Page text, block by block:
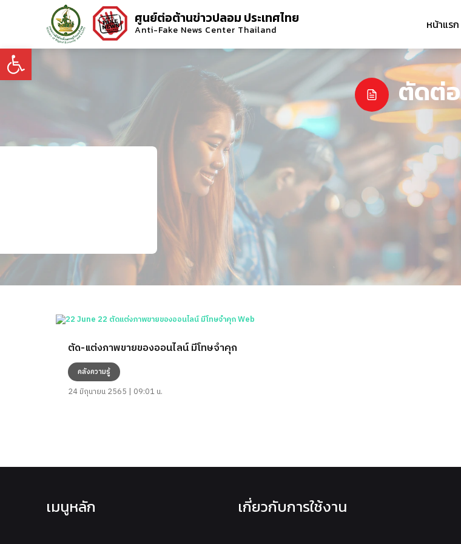
Open toolbar
ศูนย์ต่อต้านข่าวปลอม ประเทศไทย
Anti-Fake News Center Thailand หน้าแรก
ตัดต่อ
ตัด-แต่งภาพขายของออนไลน์ มีโทษจำคุก
คลังความรู้
24 มิถุนายน 2565 | 09:01 น.
เมนูหลัก เกี่ยวกับการใช้งาน